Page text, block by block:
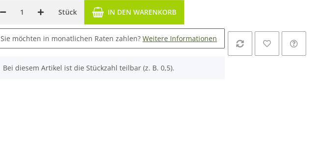
Stück IN DEN WARENKORB
Sie möchten in monatlichen Raten zahlen? Weitere Informationen
x
Bei diesem Artikel ist die Stückzahl teilbar (z. B. 0,5).